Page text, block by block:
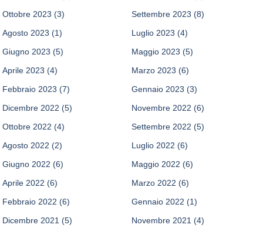
Ottobre 2023 (3) Settembre 2023 (8)
Agosto 2023 (1) Luglio 2023 (4)
Giugno 2023 (5) Maggio 2023 (5)
Aprile 2023 (4) Marzo 2023 (6)
Febbraio 2023 (7) Gennaio 2023 (3)
Dicembre 2022 (5) Novembre 2022 (6)
Ottobre 2022 (4) Settembre 2022 (5)
Agosto 2022 (2) Luglio 2022 (6)
Giugno 2022 (6) Maggio 2022 (6)
Aprile 2022 (6) Marzo 2022 (6)
Febbraio 2022 (6) Gennaio 2022 (1)
Dicembre 2021 (5) Novembre 2021 (4)